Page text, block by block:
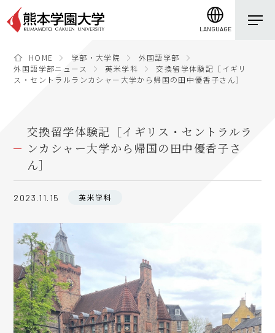
LANGUAGE
HOME 学部・大学院
外国語学部
外国語学部ニュース
英米学科
交換留学体験記［イギリ
ス・セントラルランカシャー大学から帰国の田中優香子さん］
交換留学体験記［イギリス・セントラルラ
ンカシャー大学から帰国の田中優香子さ
ん］
英米学科
2023.11.15